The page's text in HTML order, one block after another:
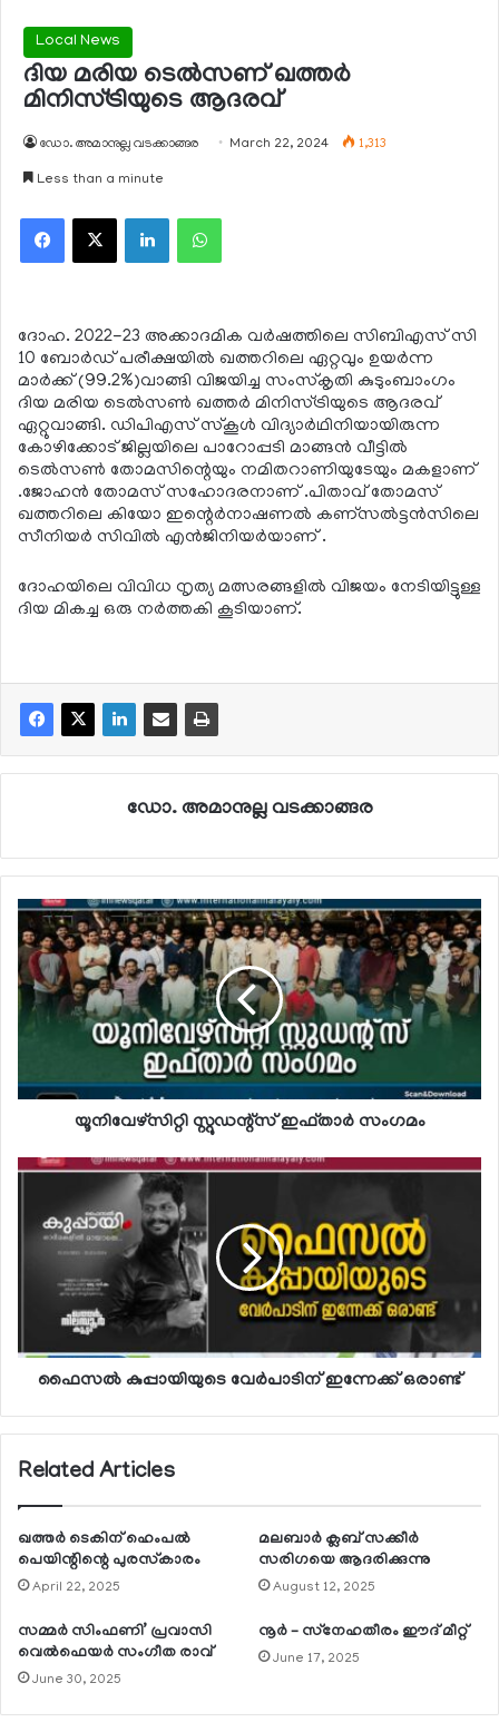
Local News
ദിയ മരിയ ടെല്‍സണ് ഖത്തര്‍
മിനിസ്ട്രിയുടെ ആദരവ്
ഡോ. അമാനുല്ല വടക്കാങ്ങര March 22, 2024 1,313
Less than a minute
Facebook
X LinkedInWhatsApp
ദോഹ. 2022-23 അക്കാദമിക വര്‍ഷത്തിലെ സിബിഎസ് സി
10 ബോര്‍ഡ് പരീക്ഷയില്‍ ഖത്തറിലെ ഏറ്റവും ഉയര്‍ന്ന
മാര്‍ക്ക് (99.2%)വാങ്ങി വിജയിച്ച സംസ്‌കൃതി കുടുംബാംഗം
ദിയ മരിയ ടെല്‍സണ്‍ ഖത്തര്‍ മിനിസ്ട്രിയുടെ ആദരവ്
ഏറ്റുവാങ്ങി. ഡിപിഎസ് സ്‌കൂള്‍ വിദ്യാര്‍ഥിനിയായിരുന്ന
കോഴിക്കോട് ജില്ലയിലെ പാറോപ്പടി മാങ്ങൻ വീട്ടിൽ
ടെൽസൺ തോമസിന്റെയും നമിതറാണിയുടേയും മകളാണ്
.ജോഹൻ തോമസ് സഹോദരനാണ് .പിതാവ് തോമസ്
ഖത്തറിലെ കിയോ ഇന്റെർനാഷണൽ കണ്സൽട്ടൻസിലെ
സീനിയർ സിവിൽ എൻജിനിയർയാണ് .
ദോഹയിലെ വിവിധ നൃത്യ മത്സരങ്ങളിൽ വിജയം നേടിയിട്ടുള്ള
ദിയ മികച്ച ഒരു നർത്തകി കൂടിയാണ്.
ഡോ. അമാനുല്ല വടക്കാങ്ങര
യൂനിവേഴ്‌സിറ്റി സ്റ്റുഡന്റ്‌സ് ഇഫ്താര്‍ സംഗമം
ഫൈസല്‍ കുപ്പായിയുടെ വേര്‍പാടിന് ഇന്നേക്ക് ഒരാണ്ട്
Related Articles
ഖത്തര്‍ ടെകിന് ഹെംപല്‍
പെയിന്റിന്റെ പുരസ്‌കാരം
April 22, 2025
മലബാര്‍ ക്ലബ് സക്കീര്‍
സരിഗയെ ആദരിക്കുന്നു
August 12, 2025
സമ്മര്‍ സിംഫണി’ പ്രവാസി
വെല്‍ഫെയര്‍ സംഗീത രാവ്
June 30, 2025
നൂര്‍ – സ്‌നേഹതീരം ഈദ് മീറ്റ്
June 17, 2025